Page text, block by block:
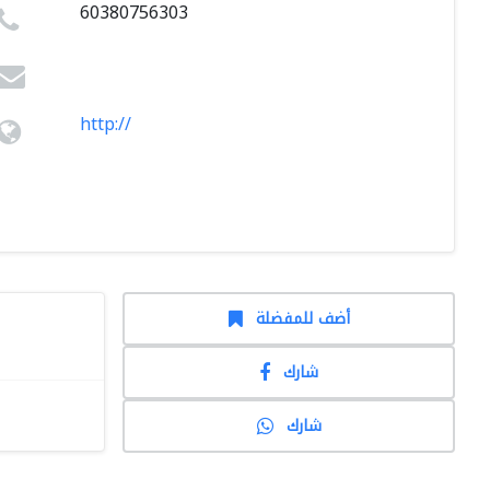
60380756303
http://
أضف للمفضلة
شارك
شارك